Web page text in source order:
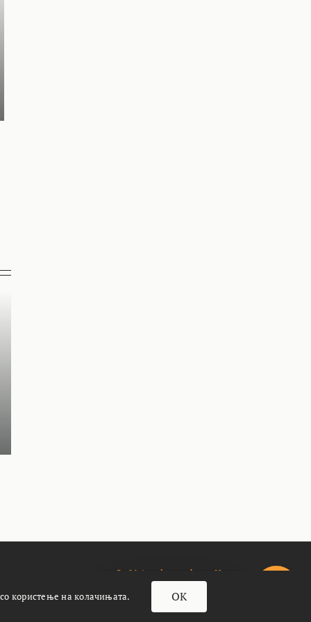
За Meteoalarm.mk
Импресум
користење на колачињата.
OK
почасти кафенце